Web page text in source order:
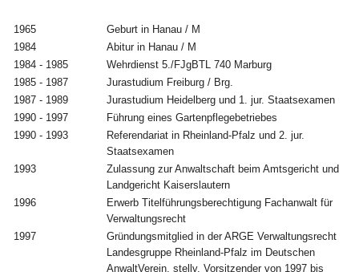
1965
Geburt in Hanau / M
1984
Abitur in Hanau / M
1984 - 1985
Wehrdienst 5./FJgBTL 740 Marburg
1985 - 1987
Jurastudium Freiburg / Brg.
1987 - 1989
Jurastudium Heidelberg und 1. jur. Staatsexamen
1990 - 1997
Führung eines Gartenpflegebetriebes
1990 - 1993
Referendariat in Rheinland-Pfalz und 2. jur.
Staatsexamen
1993
Zulassung zur Anwaltschaft beim Amtsgericht und
Landgericht Kaiserslautern
1996
Erwerb Titelführungsberechtigung Fachanwalt für
Verwaltungsrecht
1997
Gründungsmitglied in der ARGE Verwaltungsrecht
Landesgruppe Rheinland-Pfalz im Deutschen
AnwaltVerein, stellv. Vorsitzender von 1997 bis